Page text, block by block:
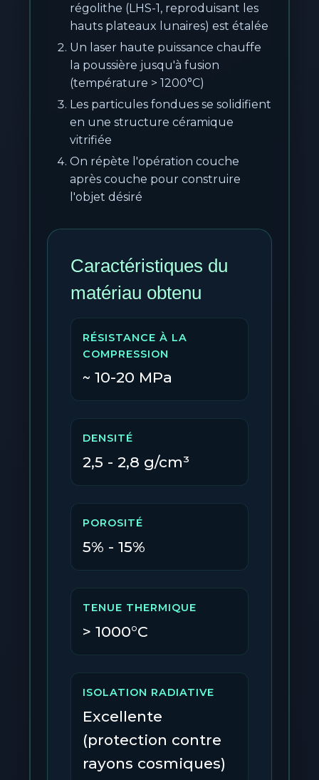
régolithe (LHS-1, reproduisant les
hauts plateaux lunaires) est étalée
Un laser haute puissance chauffe
la poussière jusqu'à fusion
(température > 1200°C)
Les particules fondues se solidifient
en une structure céramique
vitrifiée
On répète l'opération couche
après couche pour construire
l'objet désiré
Caractéristiques du
matériau obtenu
RÉSISTANCE À LA
COMPRESSION
~ 10-20 MPa
DENSITÉ
2,5 - 2,8 g/cm³
POROSITÉ
5% - 15%
TENUE THERMIQUE
> 1000°C
ISOLATION RADIATIVE
Excellente
(protection contre
rayons cosmiques)